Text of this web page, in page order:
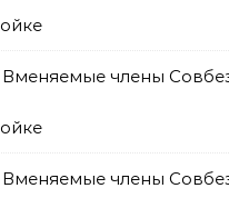
Вменяемые члены
Вменяемые члены